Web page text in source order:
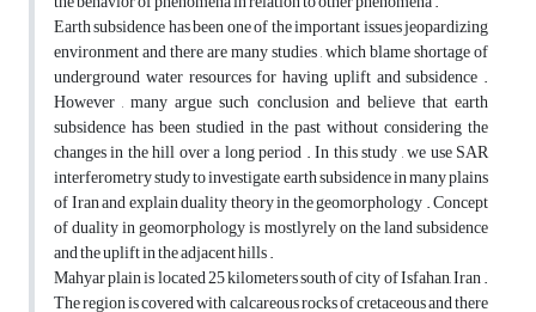
Earth subsidence has been one of the important issues jeopardizing
environment and there are many studies , which blame shortage of
underground water resources for having uplift and subsidence .
However , many argue such conclusion and believe that earth
subsidence has been studied in the past without considering the
changes in the hill over a long period . In this study , we use SAR
interferometry study to investigate earth subsidence in many plains
of Iran and explain duality theory in the geomorphology . Concept
of duality in geomorphology is mostlyrely on the land subsidence
and the uplift in the adjacent hills .
Mahyar plain is located 25 kilometers south of city of Isfahan, Iran .
The region is covered with calcareous rocks of cretaceous and there